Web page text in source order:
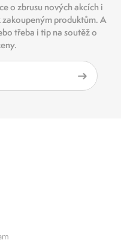
o zbrusu nových akcích i
produktům. A
třeba i tip na soutěž o